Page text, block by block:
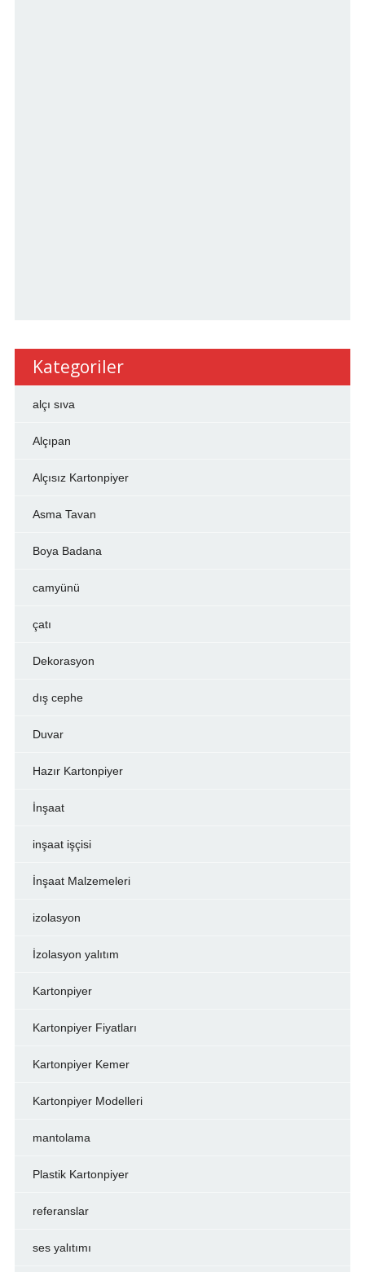
Kategoriler
alçı sıva
Alçıpan
Alçısız Kartonpiyer
Asma Tavan
Boya Badana
camyünü
çatı
Dekorasyon
dış cephe
Duvar
Hazır Kartonpiyer
İnşaat
inşaat işçisi
İnşaat Malzemeleri
izolasyon
İzolasyon yalıtım
Kartonpiyer
Kartonpiyer Fiyatları
Kartonpiyer Kemer
Kartonpiyer Modelleri
mantolama
Plastik Kartonpiyer
referanslar
ses yalıtımı